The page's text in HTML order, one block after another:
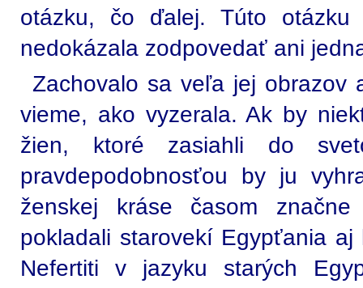
otázku, čo ďalej. Túto otázku
nedokázala zodpovedať ani
Zachovalo sa veľa jej obrazov
vieme, ako vyzerala. Ak by
žien, ktoré zasiahli do
pravdepodobnosťou by ju
ženskej kráse časom
pokladali starovekí Egypťania
Nefertiti v jazyku starých